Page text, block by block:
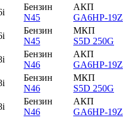
Бензин
N45
АКП
GA6HP-19Z
Бензин
N45
МКП
S5D 250G
Бензин
N46
АКП
GA6HP-19Z
Бензин
N46
МКП
S5D 250G
Бензин
N46
АКП
GA6HP-19Z